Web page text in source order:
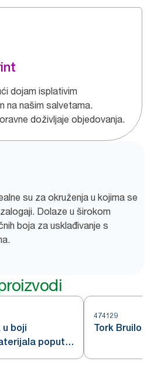
dojam isplativim
na našim salvetama.
doživljaje objedovanja.
su za okruženja u kojima se
Dolaze u širokom
boja za usklađivanje s
u boji
poput
474129
Tork